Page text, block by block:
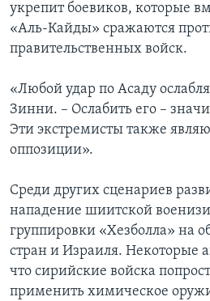
укрепит боевиков, которые
«Аль-Кайды» сражаются
правительственных войск.
«Любой удар по Асаду
Зинни. – Ослабить его –
Эти экстремисты также
оппозиции».
Среди других сценариев
нападение шиитской
группировки «Хезболла» на
стран и Израиля. Некоторые
что сирийские войска
применить химическое